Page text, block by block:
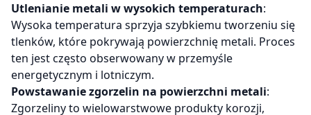
Utlenianie metali w wysokich temperaturach:
Wysoka temperatura sprzyja szybkiemu tworzeniu się
tlenków, które pokrywają powierzchnię metali. Proces
ten jest często obserwowany w przemyśle
energetycznym i lotniczym.
Powstawanie zgorzelin na powierzchni metali:
Zgorzeliny to wielowarstwowe produkty korozji,